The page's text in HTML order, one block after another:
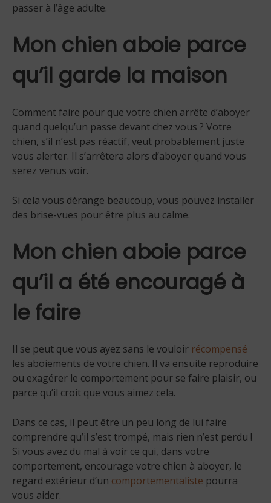
passer à l’âge adulte.
Mon chien aboie parce
qu’il garde la maison
Comment faire pour que votre chien arrête d’aboyer
quand quelqu’un passe devant chez vous ? Votre
chien, s’il n’est pas réactif, veut probablement juste
vous alerter. Il s’arrêtera alors d’aboyer quand vous
serez venus voir.
Si cela vous dérange beaucoup, vous pouvez installer
des brise-vues pour être plus au calme.
Mon chien aboie parce
qu’il a été encouragé à
le faire
Il se peut que vous ayez sans le vouloir récompensé
les aboiements de votre chien. Il va ensuite reproduire
ou exagérer le comportement pour se faire plaisir, ou
parce qu’il croit que vous aimez cela.
Dans ce cas, il peut être un peu long de lui faire
comprendre qu’il s’est trompé, mais rien n’est perdu !
Si vous avez du mal à voir ce qui, dans votre
comportement, encourage votre chien à aboyer, le
regard extérieur d’un comportementaliste pourra
vous aider.